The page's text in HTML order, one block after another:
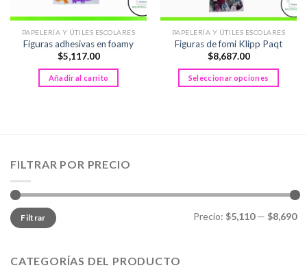
PAPELERÍA Y ÚTILES ESCOLARES
Figuras adhesivas en foamy
$5,117.00
Añadir al carrito
PAPELERÍA Y ÚTILES ESCOLARES
Figuras de fomi Klipp Paqt
$8,687.00
Seleccionar opciones
se
elegir
FILTRAR POR PRECIO
Precio
mínimo
Precio
máximo
Filtrar Precio: $5,110— $8,690
CATEGORÍAS DEL PRODUCTO